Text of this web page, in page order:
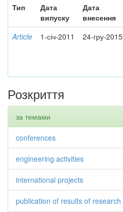
Тип
Дата
випуску
Дата
внесення
Article 1-січ-2011 24-гру-2015
Розкриття
за темами
conferences
engineering activities
international projects
publication of results of research